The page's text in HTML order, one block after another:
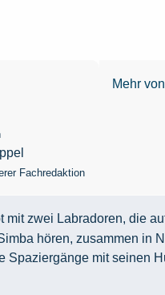
Fachredaktion
Mehr
mit zwei Labradoren, die
hören, zusammen in
Spaziergänge mit seinen